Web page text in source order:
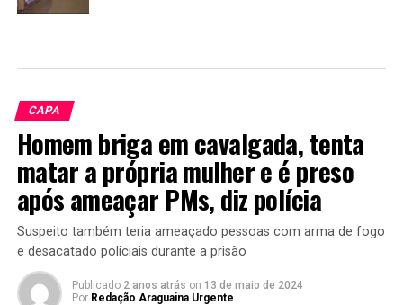
CAPA
Homem briga em cavalgada, tenta
matar a própria mulher e é preso
após ameaçar PMs, diz polícia
Suspeito também teria ameaçado pessoas com arma de fogo
e desacatado policiais durante a prisão
Publicado 2 anos atrás on 13 de maio de 2024
Por Redação Araguaina Urgente